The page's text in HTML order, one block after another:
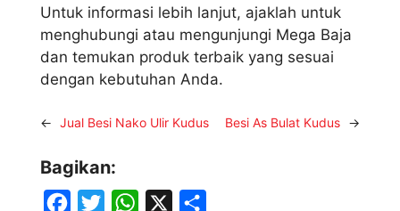
Untuk informasi lebih lanjut, ajaklah untuk
menghubungi atau mengunjungi Mega Baja
dan temukan produk terbaik yang sesuai
dengan kebutuhan Anda.
← Jual Besi Nako Ulir Kudus Besi As Bulat Kudus →
Bagikan: